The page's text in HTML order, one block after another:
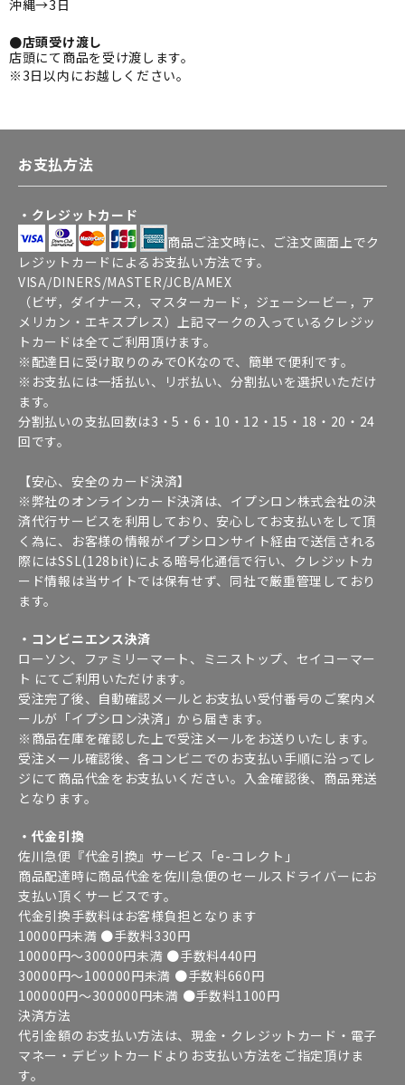
沖縄→3日
●店頭受け渡し
店頭にて商品を受け渡します。
※3日以内にお越しください。
お支払方法
・クレジットカード
商品ご注文時に、ご注文画面上でク
レジットカードによるお支払い方法です。
VISA/DINERS/MASTER/JCB/AMEX
（ビザ，ダイナース，マスターカード，ジェーシービー，ア
メリカン・エキスプレス）上記マークの入っているクレジッ
トカードは全てご利用頂けます。
※配達日に受け取りのみでOKなので、簡単で便利です。
※お支払には一括払い、リボ払い、分割払いを選択いただけ
ます。
分割払いの支払回数は3・5・6・10・12・15・18・20・24
回です。
【安心、安全のカード決済】
※弊社のオンラインカード決済は、イプシロン株式会社の決
済代行サービスを利用しており、安心してお支払いをして頂
く為に、お客様の情報がイプシロンサイト経由で送信される
際にはSSL(128bit)による暗号化通信で行い、クレジットカ
ード情報は当サイトでは保有せず、同社で厳重管理しており
ます。
・コンビニエンス決済
ローソン、ファミリーマート、ミニストップ、セイコーマー
ト にてご利用いただけます。
受注完了後、自動確認メールとお支払い受付番号のご案内メ
ールが「イプシロン決済」から届きます。
※商品在庫を確認した上で受注メールをお送りいたします。
受注メール確認後、各コンビニでのお支払い手順に沿ってレ
ジにて商品代金をお支払いください。入金確認後、商品発送
となります。
・代金引換
佐川急便『代金引換』サービス「e-コレクト」
商品配達時に商品代金を佐川急便のセールスドライバーにお
支払い頂くサービスです。
代金引換手数料はお客様負担となります
10000円未満 ●手数料330円
10000円～30000円未満 ●手数料440円
30000円～100000円未満 ●手数料660円
100000円～300000円未満 ●手数料1100円
決済方法
代引金額のお支払い方法は、現金・クレジットカード・電子
マネー・デビットカードよりお支払い方法をご指定頂けま
す。